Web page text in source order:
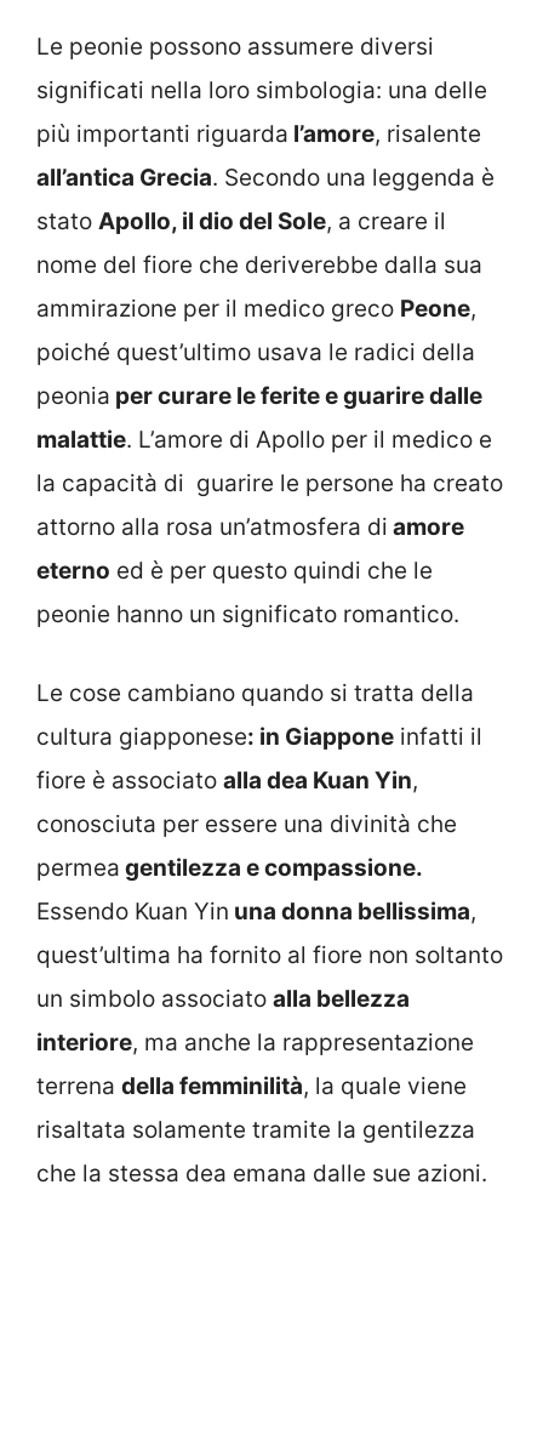
Le peonie possono assumere diversi
significati nella loro simbologia: una delle
più importanti riguarda l’amore, risalente
all’antica Grecia. Secondo una leggenda è
stato Apollo, il dio del Sole, a creare il
nome del fiore che deriverebbe dalla sua
ammirazione per il medico greco Peone,
poiché quest’ultimo usava le radici della
peonia per curare le ferite e guarire dalle
malattie. L’amore di Apollo per il medico e
la capacità di guarire le persone ha creato
attorno alla rosa un’atmosfera di amore
eterno ed è per questo quindi che le
peonie hanno un significato romantico.
Le cose cambiano quando si tratta della
cultura giapponese: in Giappone infatti il
fiore è associato alla dea Kuan Yin,
conosciuta per essere una divinità che
permea gentilezza e compassione.
Essendo Kuan Yin una donna bellissima,
quest’ultima ha fornito al fiore non soltanto
un simbolo associato alla bellezza
interiore, ma anche la rappresentazione
terrena della femminilità, la quale viene
risaltata solamente tramite la gentilezza
che la stessa dea emana dalle sue azioni.